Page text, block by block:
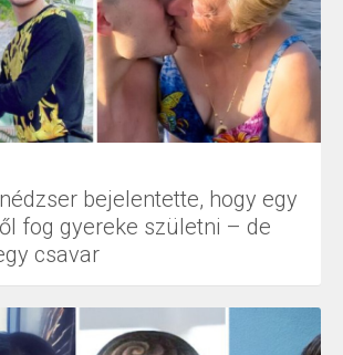
bejelentette, hogy egy
fog gyereke születni – de
csavar